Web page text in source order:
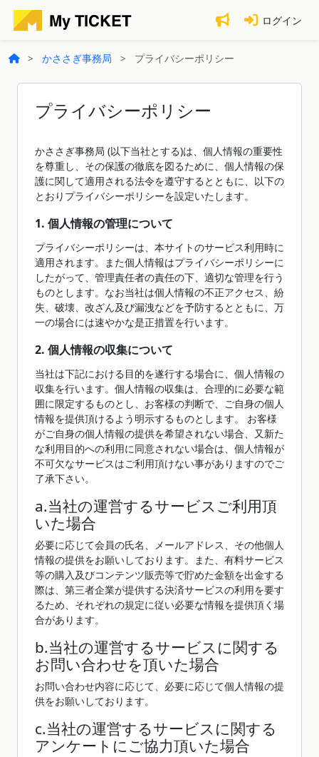
ログイン
かささぎ事務局 プライバシーポリシー
プライバシーポリシー
かささぎ事務局 (以下当社とする)は、個人情報の重要性
を尊重し、その保護の徹底を図るために、個人情報の保
護に関して適用される法令を遵守するとともに、以下の
とおりプライバシーポリシーを設定いたします。
1. 個人情報の管理について
プライバシーポリシーは、本サイトのサービス利用時に
適用されます。また個人情報はプライバシーポリシーに
したがって、管理責任者の責任の下、適切な管理を行う
ものとします。なお当社は個人情報の不正アクセス、紛
失、破壊、改ざん及び漏洩などを予防するとともに、万
一の場合には速やかな是正措置を行います。
2. 個人情報の収集について
当社は下記における目的を遂行する場合に、個人情報の
収集を行います。個人情報の収集は、合理的に必要な範
囲に限定するものとし、お客様の判断で、ご自身の個人
情報を提供頂けるよう明示するものとします。 お客様
がご自身の個人情報の提供を希望されない場合、又新た
な利用目的への利用に同意されない場合は、個人情報が
不可欠なサービスはご利用頂けない事がありますのでご
了承下さい。
a.当社の運営するサービスご利用頂
いた場合
必要に応じて会員の氏名、メールアドレス、その他個人
情報の提供をお願いしております。また、有料サービス
等の購入及びコンテンツ販売等で貯めた金額を出金する
際は、第三者企業が提供する決済サービスの利用を要す
るため、それぞれの規定に従い必要な情報を提供頂く場
合があります。
b.当社の運営するサービスに関する
お問い合わせを頂いた場合
お問い合わせ内容に応じて、必要に応じて個人情報の提
供をお願いしております。
c.当社の運営するサービスに関する
アンケートにご協力頂いた場合